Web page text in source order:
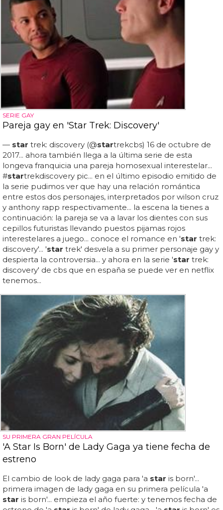
SERIE GAY
Pareja gay en 'Star Trek: Discovery'
— star trek: discovery (@startrekcbs) 16 de octubre de
2017... ahora también llega a la última serie de esta
longeva franquicia una pareja homosexual interestelar...
#startrekdiscovery pic... en el último episodio emitido de
la serie pudimos ver que hay una relación romántica
entre estos dos personajes, interpretados por wilson cruz
y anthony rapp respectivamente... la escena la tienes a
continuación: la pareja se va a lavar los dientes con sus
cepillos futuristas llevando puestos pijamas rojos
interestelares a juego... conoce el romance en 'star trek:
discovery'... 'star trek' desvela a su primer personaje gay y
despierta la controversia... y ahora en la serie 'star trek:
discovery' de cbs que en españa se puede ver en netflix
tenemos...
SU PRIMERA GRAN PELÍCULA
'A Star Is Born' de Lady Gaga ya tiene fecha de
estreno
El cambio de look de lady gaga para 'a star is born'...
primera imagen de lady gaga en su primera película 'a
star is born'... empieza el año fuerte: y tenemos fecha de